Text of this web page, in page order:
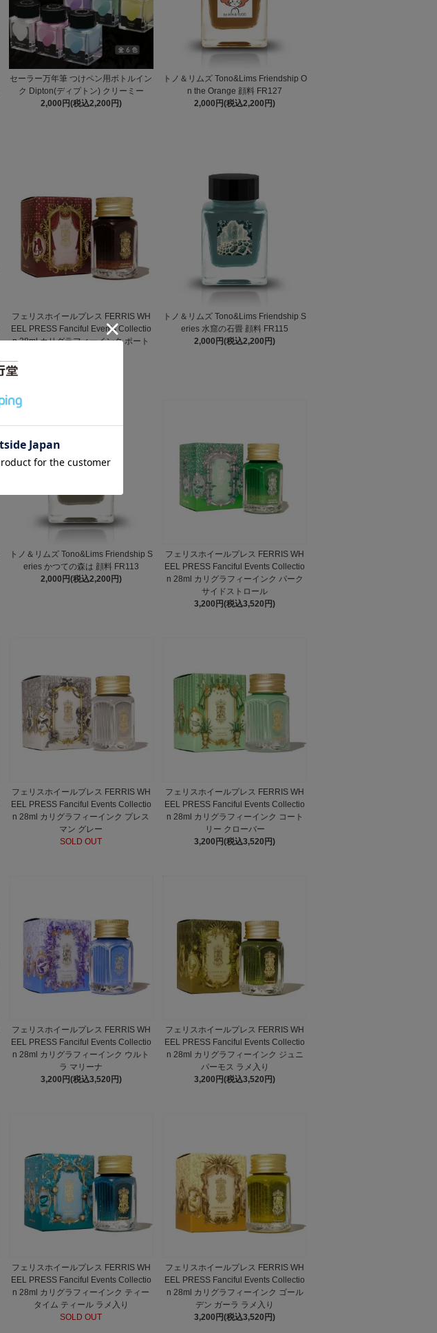
セーラー万年筆 つけペン用ボトルイン
ク Dipton(ディプトン) クリーミー
2,000円(税込2,200円)
トノ＆リムズ Tono&Lims Friendship O
n the Orange 顔料 FR127
2,000円(税込2,200円)
フェリスホイールプレス FERRIS WH
EEL PRESS Fanciful Events Collectio
n 28ml カリグラフィーインク ポート
トノ＆リムズ Tono&Lims Friendship S
eries 水窟の石畳 顔料 FR115
2,000円(税込2,200円)
トノ＆リムズ Tono&Lims Friendship S
eries かつての森は 顔料 FR113
2,000円(税込2,200円)
フェリスホイールプレス FERRIS WH
EEL PRESS Fanciful Events Collectio
n 28ml カリグラフィーインク パーク
サイドストロール
3,200円(税込3,520円)
フェリスホイールプレス FERRIS WH
EEL PRESS Fanciful Events Collectio
n 28ml カリグラフィーインク プレス
マン グレー
SOLD OUT
フェリスホイールプレス FERRIS WH
EEL PRESS Fanciful Events Collectio
n 28ml カリグラフィーインク コート
リー クローバー
3,200円(税込3,520円)
フェリスホイールプレス FERRIS WH
EEL PRESS Fanciful Events Collectio
n 28ml カリグラフィーインク ウルト
ラ マリーナ
3,200円(税込3,520円)
フェリスホイールプレス FERRIS WH
EEL PRESS Fanciful Events Collectio
n 28ml カリグラフィーインク ジュニ
パーモス ラメ入り
3,200円(税込3,520円)
フェリスホイールプレス FERRIS WH
EEL PRESS Fanciful Events Collectio
n 28ml カリグラフィーインク ティー
タイム ティール ラメ入り
SOLD OUT
フェリスホイールプレス FERRIS WH
EEL PRESS Fanciful Events Collectio
n 28ml カリグラフィーインク ゴール
デン ガーラ ラメ入り
3,200円(税込3,520円)